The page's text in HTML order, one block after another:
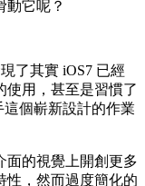
動它呢？
了其實 iOS7 已經
使用，甚至是習慣了
個嶄新設計的作業
面的視覺上開創更多
性，然而過度簡化的